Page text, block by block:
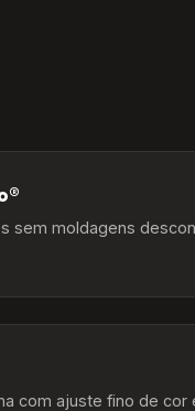
sem moldagens
com ajuste fino de cor